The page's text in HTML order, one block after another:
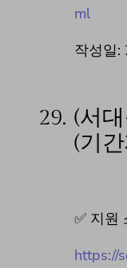
ml
작성일
29. (서
(기
✅ 지원
https://